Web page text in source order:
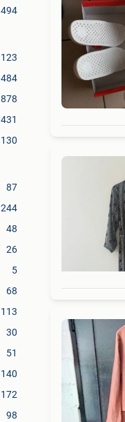
494
123
484
878
431
130
87
244
48
26
5
68
113
30
51
140
172
98